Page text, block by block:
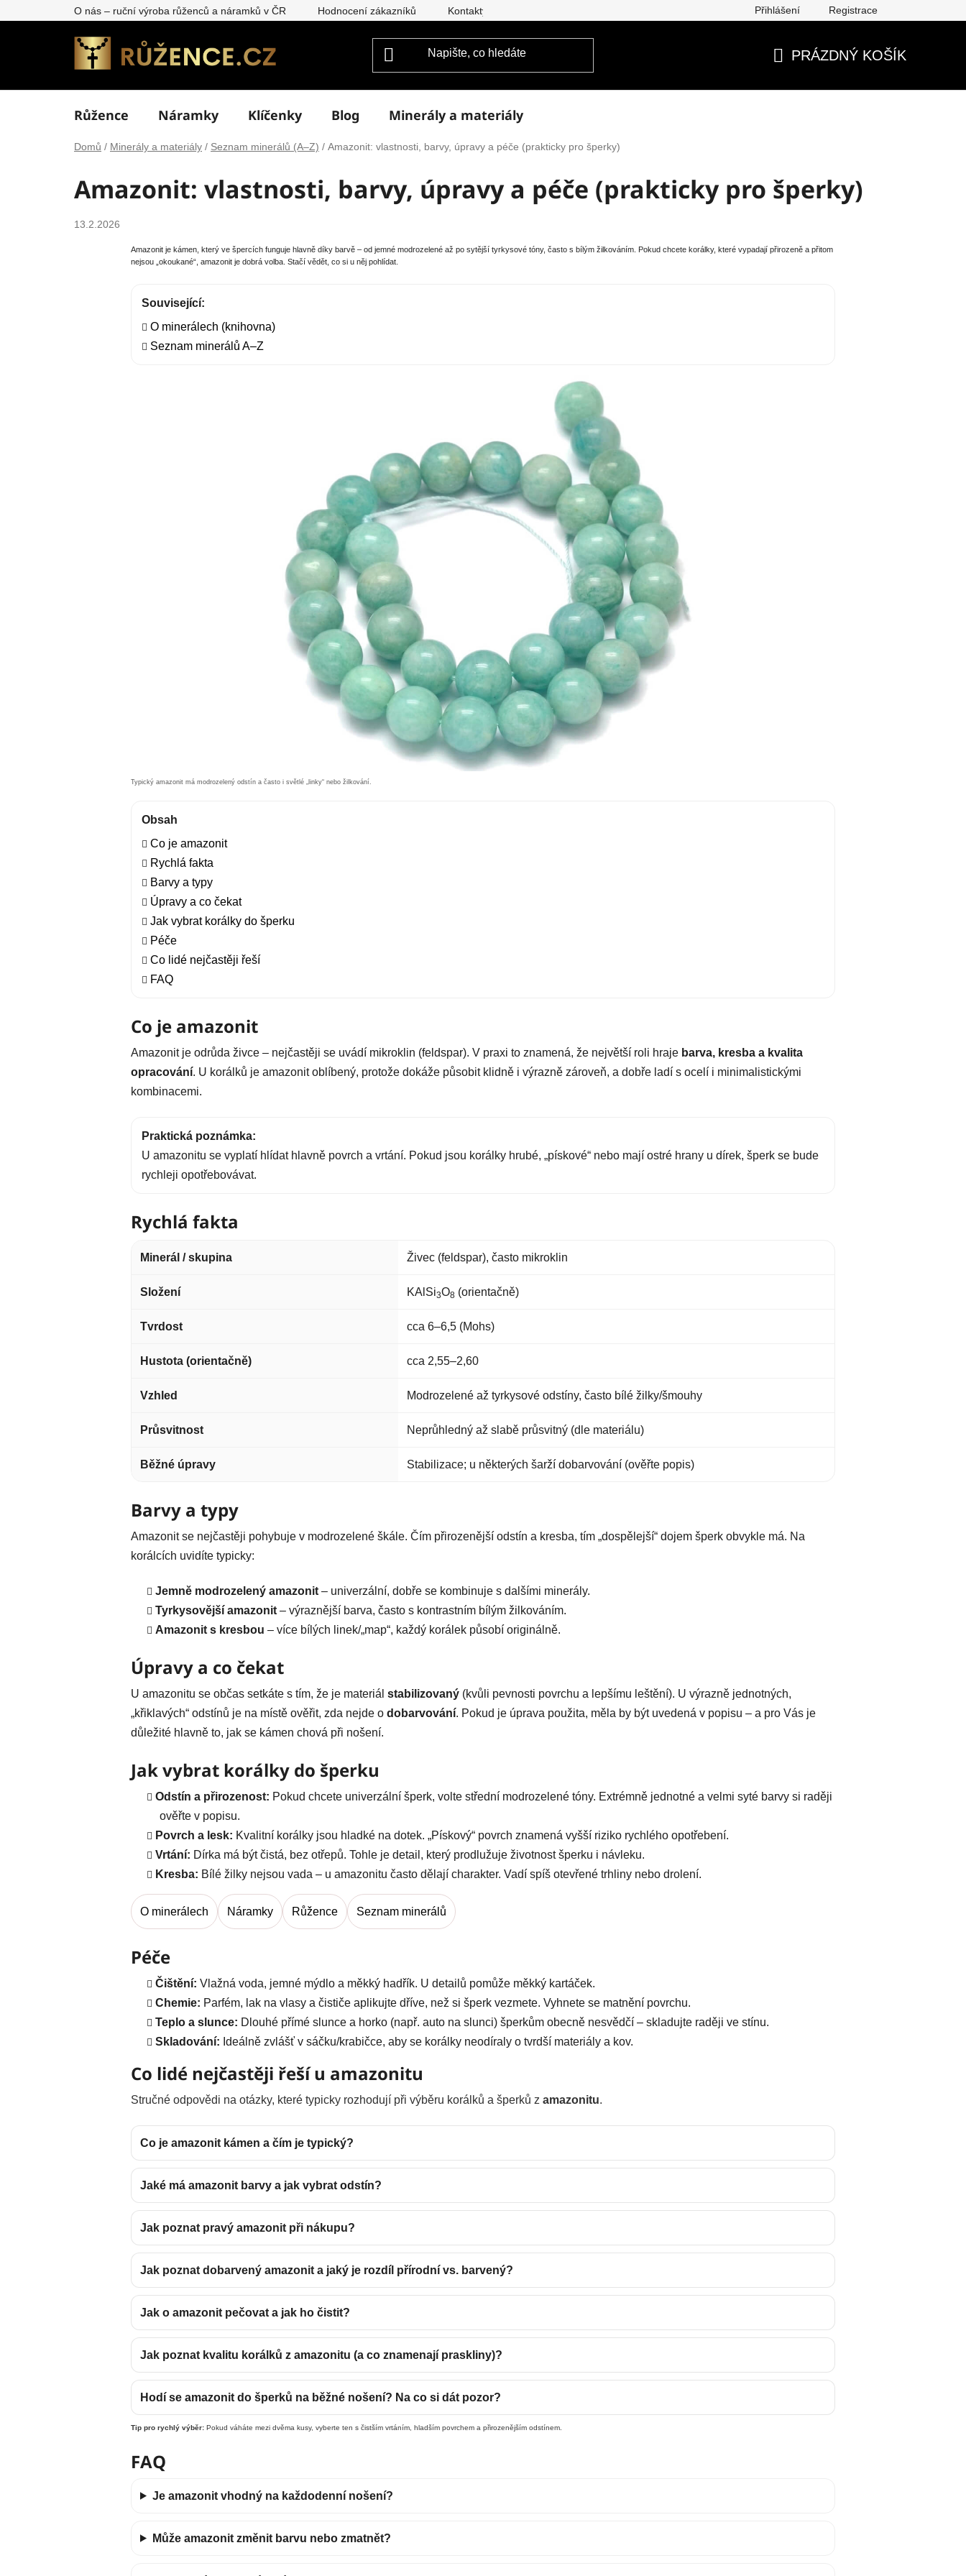
na
O nás – ruční výroba růženců a náramků v ČR Hodnocení zákazníků Kontakty Výměna, vrácení, reklamace Obchodní podmínky
Přihlášení Registrace
PRÁZDNÝ KOŠÍK
Růžence Náramky Klíčenky Blog Minerály a materiály
Domů / Minerály a materiály / Seznam minerálů (A–Z) / Amazonit: vlastnosti, barvy, úpravy a péče (prakticky pro šperky)
Amazonit: vlastnosti, barvy, úpravy a péče (prakticky pro šperky)
13.2.2026
Amazonit je kámen, který ve špercích funguje hlavně díky barvě – od jemné modrozelené až po sytější tyrkysové tóny, často s bílým žilkováním. Pokud chcete korálky, které vypadají přirozeně a přitom
nejsou „okoukané“, amazonit je dobrá volba. Stačí vědět, co si u něj pohlídat.
Související:
O minerálech (knihovna)
Seznam minerálů A–Z
Typický amazonit má modrozelený odstín a často i světlé „linky“ nebo žilkování.
Obsah
Co je amazonit
Rychlá fakta
Barvy a typy
Úpravy a co čekat
Jak vybrat korálky do šperku
Péče
Co lidé nejčastěji řeší
FAQ
Co je amazonit
Amazonit je odrůda živce – nejčastěji se uvádí mikroklin (feldspar). V praxi to znamená, že největší roli hraje barva, kresba a kvalita
opracování. U korálků je amazonit oblíbený, protože dokáže působit klidně i výrazně zároveň, a dobře ladí s ocelí i minimalistickými
kombinacemi.
Praktická poznámka:
U amazonitu se vyplatí hlídat hlavně povrch a vrtání. Pokud jsou korálky hrubé, „pískové“ nebo mají ostré hrany u dírek, šperk se bude
rychleji opotřebovávat.
Rychlá fakta
Minerál / skupina Živec (feldspar), často mikroklin
Složení KAlSi3O8 (orientačně)
Tvrdost cca 6–6,5 (Mohs)
Hustota (orientačně) cca 2,55–2,60
Vzhled Modrozelené až tyrkysové odstíny, často bílé žilky/šmouhy
Průsvitnost Neprůhledný až slabě průsvitný (dle materiálu)
Běžné úpravy Stabilizace; u některých šarží dobarvování (ověřte popis)
Barvy a typy
Amazonit se nejčastěji pohybuje v modrozelené škále. Čím přirozenější odstín a kresba, tím „dospělejší“ dojem šperk obvykle má. Na
korálcích uvidíte typicky:
Jemně modrozelený amazonit – univerzální, dobře se kombinuje s dalšími minerály.
Tyrkysovější amazonit – výraznější barva, často s kontrastním bílým žilkováním.
Amazonit s kresbou – více bílých linek/„map“, každý korálek působí originálně.
Úpravy a co čekat
U amazonitu se občas setkáte s tím, že je materiál stabilizovaný (kvůli pevnosti povrchu a lepšímu leštění). U výrazně jednotných,
„křiklavých“ odstínů je na místě ověřit, zda nejde o dobarvování. Pokud je úprava použita, měla by být uvedená v popisu – a pro Vás je
důležité hlavně to, jak se kámen chová při nošení.
Jak vybrat korálky do šperku
Odstín a přirozenost: Pokud chcete univerzální šperk, volte střední modrozelené tóny. Extrémně jednotné a velmi syté barvy si raději
ověřte v popisu.
Povrch a lesk: Kvalitní korálky jsou hladké na dotek. „Pískový“ povrch znamená vyšší riziko rychlého opotřebení.
Vrtání: Dírka má být čistá, bez otřepů. Tohle je detail, který prodlužuje životnost šperku i návleku.
Kresba: Bílé žilky nejsou vada – u amazonitu často dělají charakter. Vadí spíš otevřené trhliny nebo drolení.
O minerálech Náramky Růžence Seznam minerálů
Péče
Čištění: Vlažná voda, jemné mýdlo a měkký hadřík. U detailů pomůže měkký kartáček.
Chemie: Parfém, lak na vlasy a čističe aplikujte dříve, než si šperk vezmete. Vyhnete se matnění povrchu.
Teplo a slunce: Dlouhé přímé slunce a horko (např. auto na slunci) šperkům obecně nesvědčí – skladujte raději ve stínu.
Skladování: Ideálně zvlášť v sáčku/krabičce, aby se korálky neodíraly o tvrdší materiály a kov.
Co lidé nejčastěji řeší u amazonitu
Stručné odpovědi na otázky, které typicky rozhodují při výběru korálků a šperků z amazonitu.
Co je amazonit kámen a čím je typický?
Jaké má amazonit barvy a jak vybrat odstín?
Jak poznat pravý amazonit při nákupu?
Jak poznat dobarvený amazonit a jaký je rozdíl přírodní vs. barvený?
Jak o amazonit pečovat a jak ho čistit?
Jak poznat kvalitu korálků z amazonitu (a co znamenají praskliny)?
Hodí se amazonit do šperků na běžné nošení? Na co si dát pozor?
Tip pro rychlý výběr: Pokud váháte mezi dvěma kusy, vyberte ten s čistším vrtáním, hladším povrchem a přirozenějším odstínem.
FAQ
Je amazonit vhodný na každodenní nošení?
Může amazonit změnit barvu nebo zmatnět?